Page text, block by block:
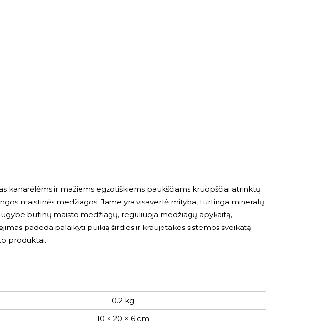
kanarėlėms ir mažiems egzotiškiems paukščiams kruopščiai atrinktų
maistinės medžiagos. Jame yra visavertė mityba, turtinga mineralų
būtinų maisto medžiagų, reguliuoja medžiagų apykaitą,
padeda palaikyti puikią širdies ir kraujotakos sistemos sveikatą.
produktai.
0.2 kg
10 × 20 × 6 cm